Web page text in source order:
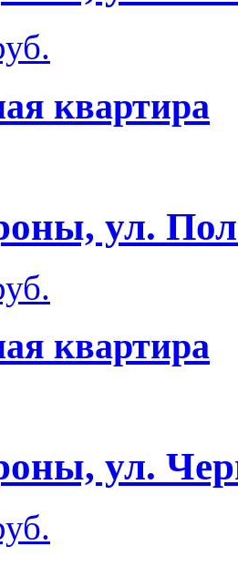
квартира
ул.
квартира
ул.